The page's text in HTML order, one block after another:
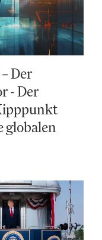
Der
- Der
globalen